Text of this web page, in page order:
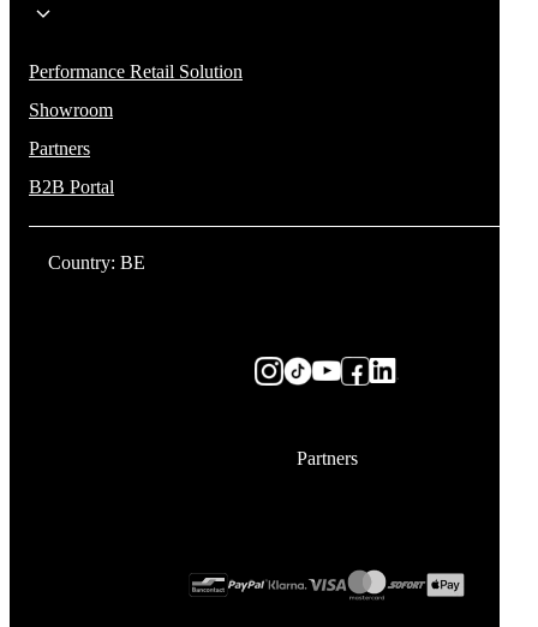
Performance Retail Solution
Showroom
Partners
B2B Portal
Country: BE
Partners